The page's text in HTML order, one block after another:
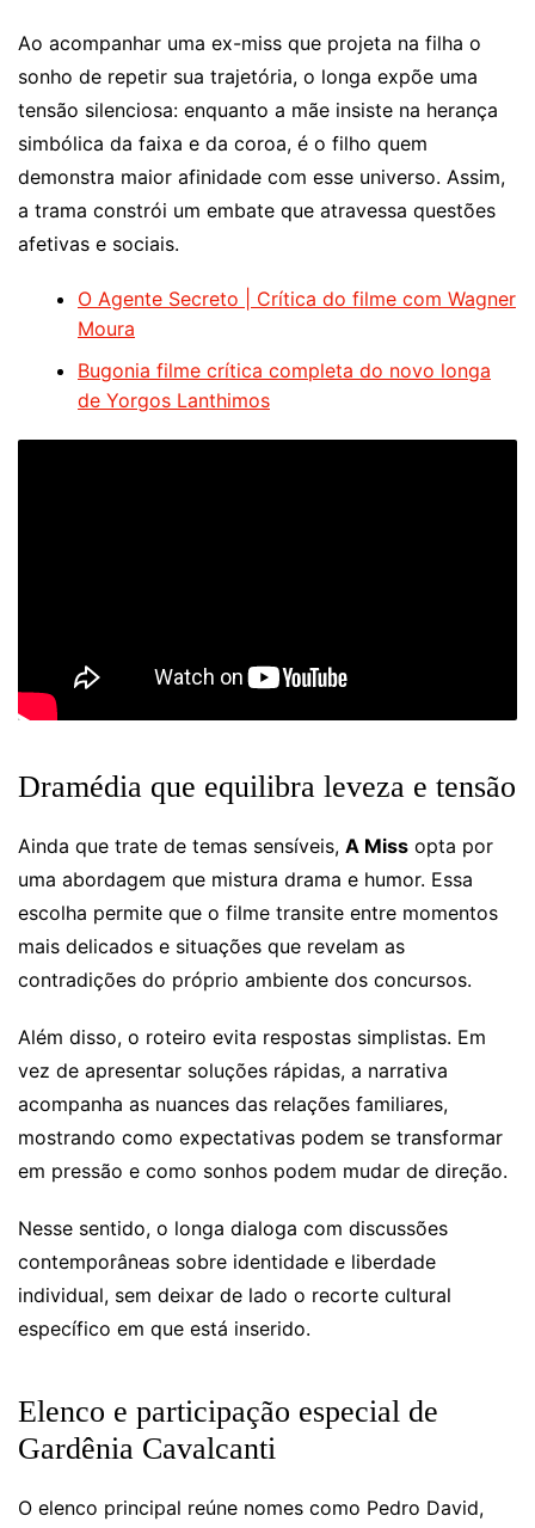
Ao acompanhar uma ex-miss que projeta na filha o
sonho de repetir sua trajetória, o longa expõe uma
tensão silenciosa: enquanto a mãe insiste na herança
simbólica da faixa e da coroa, é o filho quem
demonstra maior afinidade com esse universo. Assim,
a trama constrói um embate que atravessa questões
afetivas e sociais.
O Agente Secreto | Crítica do filme com Wagner
Moura
Bugonia filme crítica completa do novo longa
de Yorgos Lanthimos
Dramédia que equilibra leveza e tensão
Ainda que trate de temas sensíveis, A Miss opta por
uma abordagem que mistura drama e humor. Essa
escolha permite que o filme transite entre momentos
mais delicados e situações que revelam as
contradições do próprio ambiente dos concursos.
Além disso, o roteiro evita respostas simplistas. Em
vez de apresentar soluções rápidas, a narrativa
acompanha as nuances das relações familiares,
mostrando como expectativas podem se transformar
em pressão e como sonhos podem mudar de direção.
Nesse sentido, o longa dialoga com discussões
contemporâneas sobre identidade e liberdade
individual, sem deixar de lado o recorte cultural
específico em que está inserido.
Elenco e participação especial de
Gardênia Cavalcanti
O elenco principal reúne nomes como Pedro David,